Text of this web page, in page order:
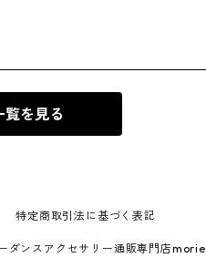
覧を見る
特定商取引法に基づく表記
ダンスアクセサリー通販専門店morie